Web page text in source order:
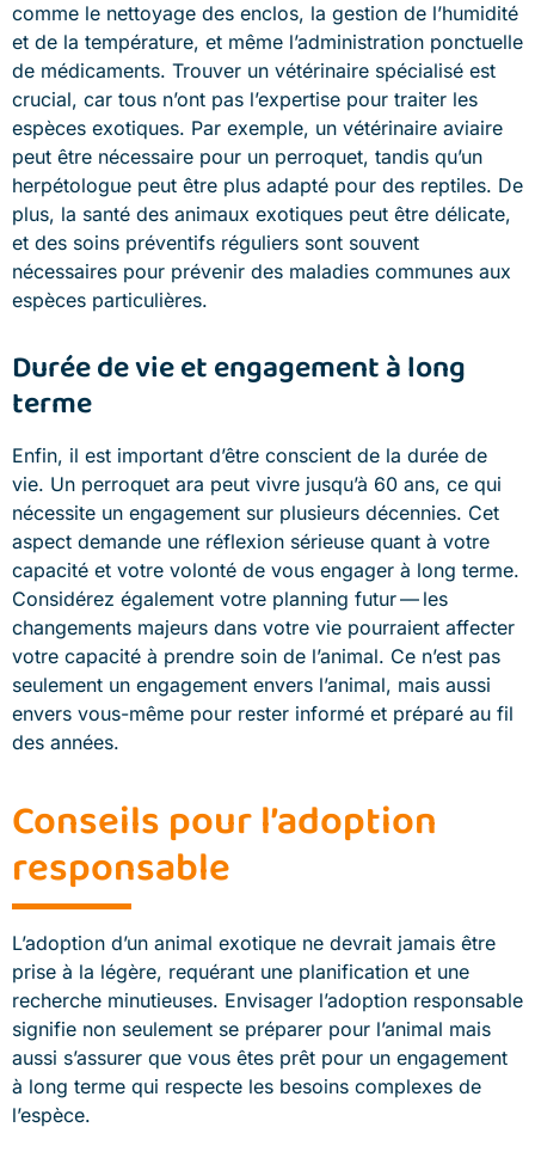
comme le nettoyage des enclos, la gestion de l’humidité
et de la température, et même l’administration ponctuelle
de médicaments. Trouver un vétérinaire spécialisé est
crucial, car tous n’ont pas l’expertise pour traiter les
espèces exotiques. Par exemple, un vétérinaire aviaire
peut être nécessaire pour un perroquet, tandis qu’un
herpétologue peut être plus adapté pour des reptiles. De
plus, la santé des animaux exotiques peut être délicate,
et des soins préventifs réguliers sont souvent
nécessaires pour prévenir des maladies communes aux
espèces particulières.
Durée de vie et engagement à long
terme
Enfin, il est important d’être conscient de la durée de
vie. Un perroquet ara peut vivre jusqu’à 60 ans, ce qui
nécessite un engagement sur plusieurs décennies. Cet
aspect demande une réflexion sérieuse quant à votre
capacité et votre volonté de vous engager à long terme.
Considérez également votre planning futur — les
changements majeurs dans votre vie pourraient affecter
votre capacité à prendre soin de l’animal. Ce n’est pas
seulement un engagement envers l’animal, mais aussi
envers vous-même pour rester informé et préparé au fil
des années.
Conseils pour l’adoption
responsable
L’adoption d’un animal exotique ne devrait jamais être
prise à la légère, requérant une planification et une
recherche minutieuses. Envisager l’adoption responsable
signifie non seulement se préparer pour l’animal mais
aussi s’assurer que vous êtes prêt pour un engagement
à long terme qui respecte les besoins complexes de
l’espèce.